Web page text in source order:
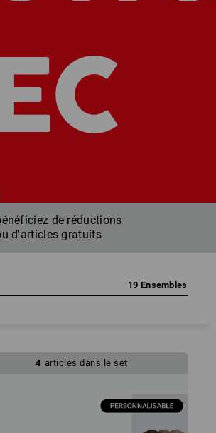
de réductions
d'articles gratuits
19 Ensembles
4 articles dans le set